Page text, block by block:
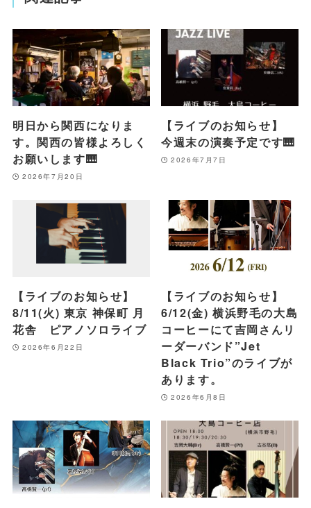
明日から関西になりま
す。関西の皆様よろしく
お願いします🎹
2026年7月20日
【ライブのお知らせ】
今週末の演奏予定です🎹
2026年7月7日
【ライブのお知らせ】
8/11(火) 東京 神保町 月
花舎 ピアノソロライブ
2026年6月22日
【ライブのお知らせ】
6/12(金) 横浜野毛の大島
コーヒーにて吉岡さんリ
ーダーバンド”Jet
Black Trio”のライブが
あります。
2026年6月8日